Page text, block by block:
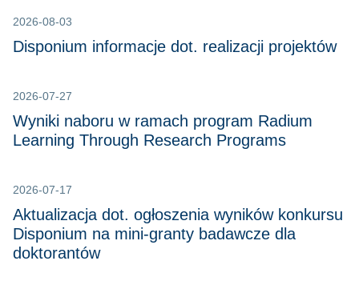
2026-08-03
Disponium informacje dot. realizacji projektów
2026-07-27
Wyniki naboru w ramach program Radium
Learning Through Research Programs
2026-07-17
Aktualizacja dot. ogłoszenia wyników konkursu
Disponium na mini-granty badawcze dla
doktorantów